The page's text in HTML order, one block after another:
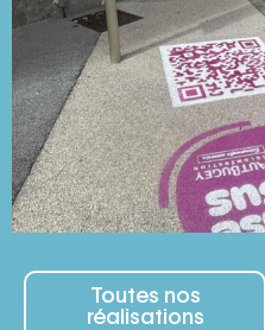
Toutes nos
réalisations